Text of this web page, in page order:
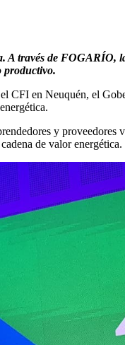
A través de
productivo.
CFI en Neuquén, el
y
de valor energética.